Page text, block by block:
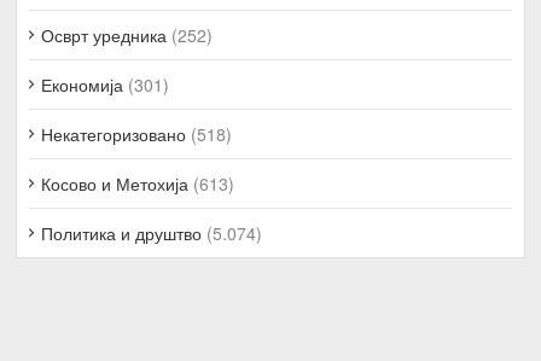
Осврт уредника (252)
Економија (301)
Некатегоризовано (518)
Косово и Метохија (613)
Политика и друштво (5.074)